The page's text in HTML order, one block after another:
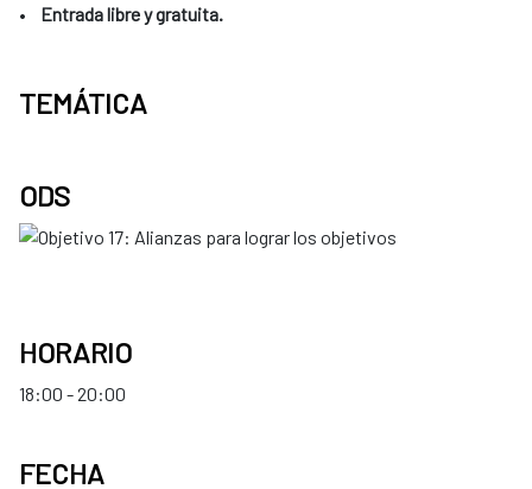
•
Entrada libre y gratuita.
TEMÁTICA
ODS
HORARIO
18:00 - 20:00
FECHA